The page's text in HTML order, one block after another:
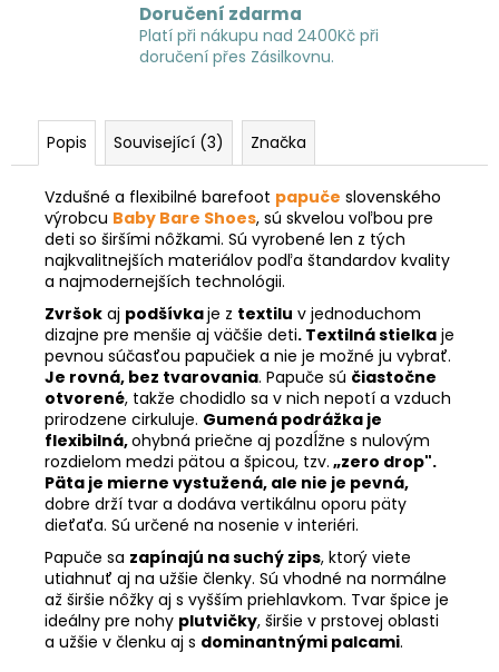
Doručení zdarma
Platí při nákupu nad 2400Kč při
doručení přes Zásilkovnu.
Popis Související (3) Značka
Vzdušné a flexibilné barefoot papuče slovenského
výrobcu Baby Bare Shoes, sú skvelou voľbou pre
deti so širšími nôžkami. Sú vyrobené len z tých
najkvalitnejších materiálov podľa štandardov kvality
a najmodernejších technológii.
Zvršok aj podšívkaje z textilu v jednoduchom
dizajne pre menšie aj väčšie deti. Textilná stielka je
pevnou súčasťou papučiek a nie je možné ju vybrať.
Je rovná, bez tvarovania. Papuče sú čiastočne
otvorené, takže chodidlo sa v nich nepotí a vzduch
prirodzene cirkuluje. Gumená podrážka je
flexibilná,ohybná priečne aj pozdĺžne s nulovým
rozdielom medzi pätou a špicou, tzv. „zero drop".
Päta je mierne vystužená, ale nie je pevná,
dobre drží tvar a dodáva vertikálnu oporu päty
dieťaťa. Sú určené na nosenie v interiéri.
Papuče sa zapínajú na suchý zips, ktorý viete
utiahnuť aj na užšie členky. Sú vhodné na normálne
až širšie nôžky aj s vyšším priehlavkom. Tvar špice je
ideálny pre nohy plutvičky, širšie v prstovej oblasti
a užšie v členku aj s dominantnými palcami.